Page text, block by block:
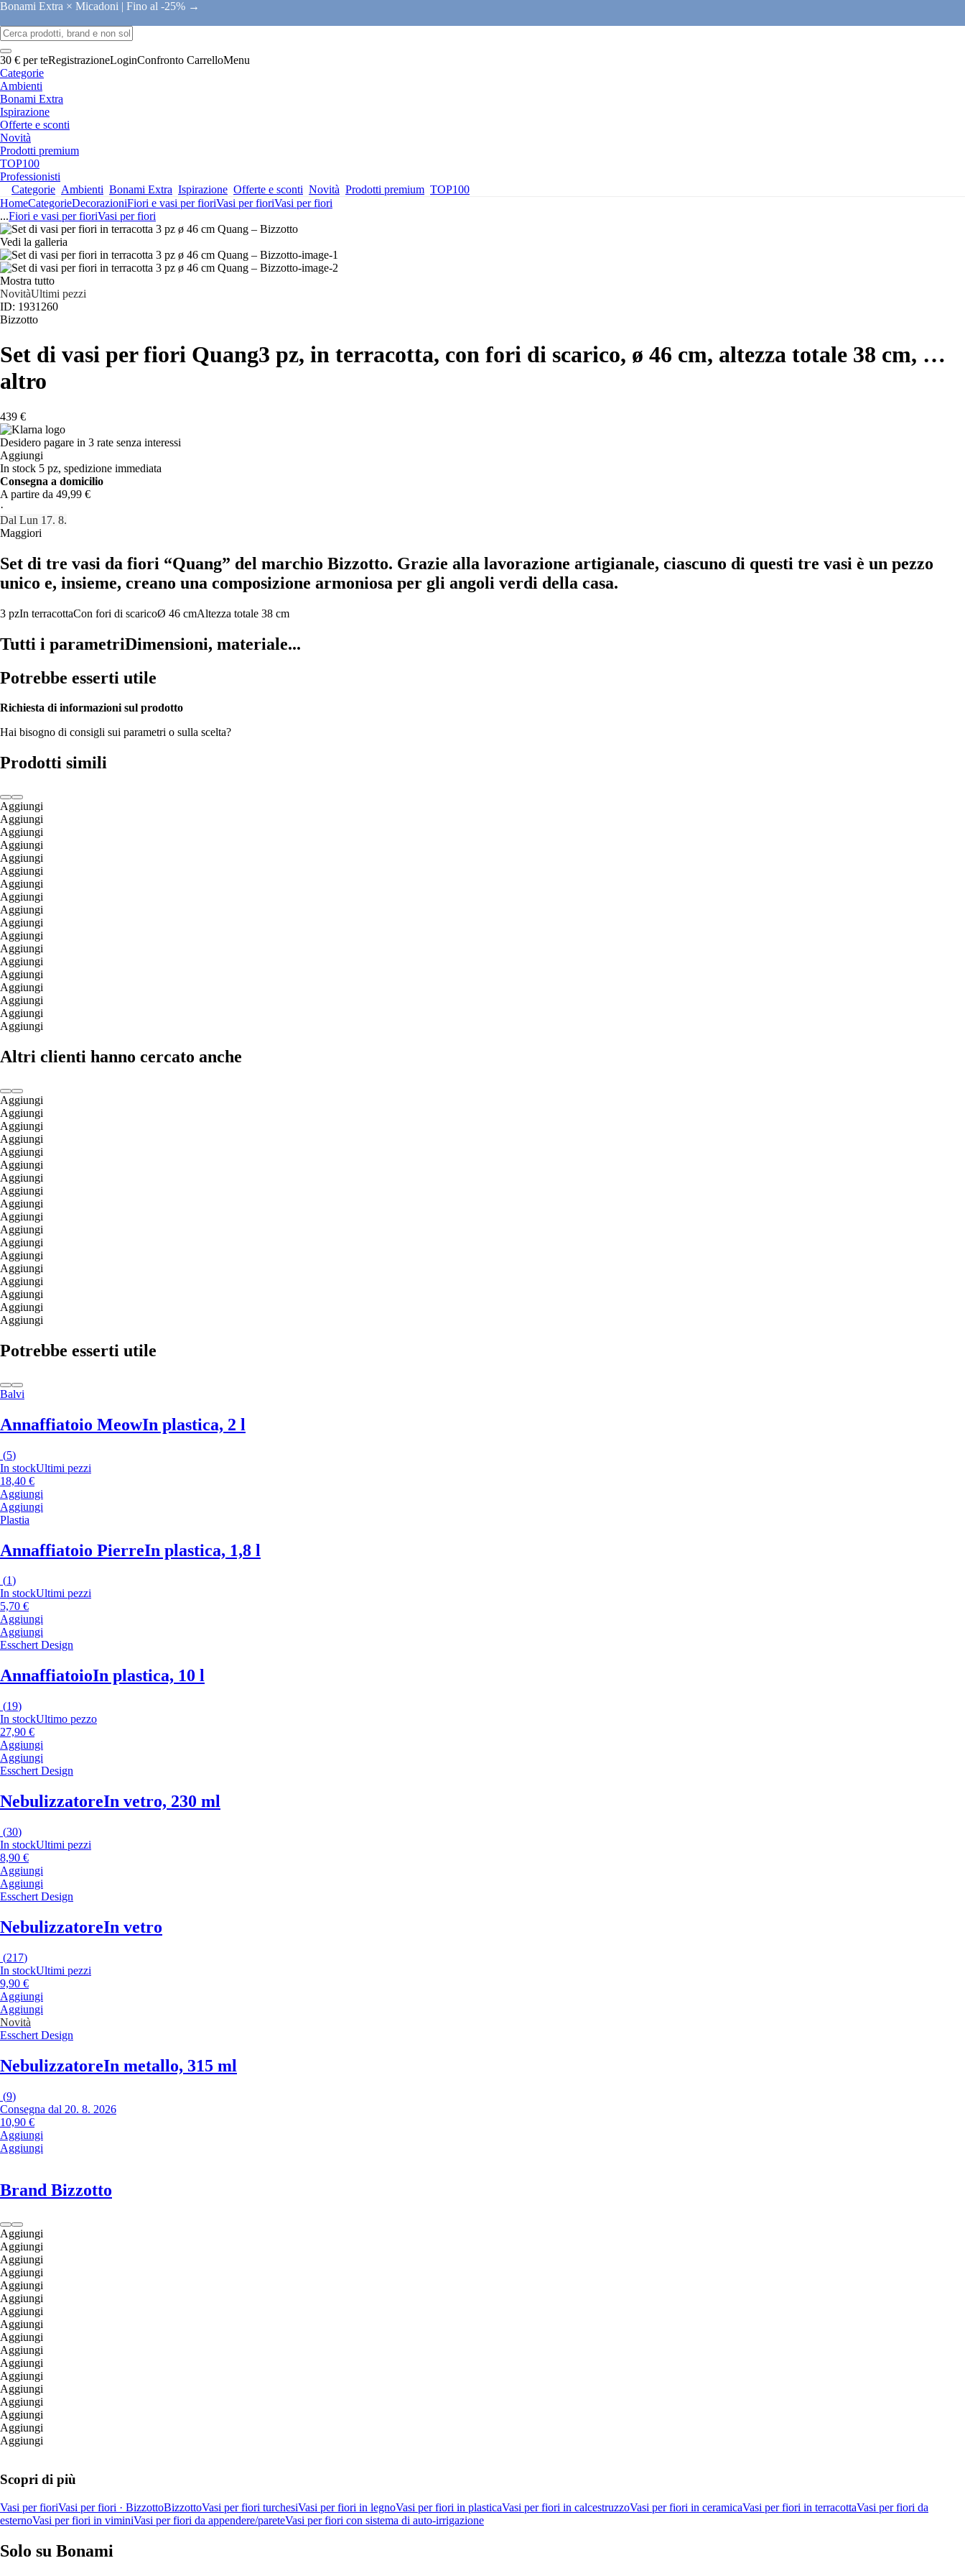
Bonami Extra × Micadoni | Fino al -25% →
30 € per teRegistrazioneLoginConfronto CarrelloMenu
Categorie
Ambienti
Bonami Extra
Ispirazione
Offerte e sconti
Novità
Prodotti premium
TOP100
Professionisti
Categorie Ambienti Bonami Extra Ispirazione Offerte e sconti Novità Prodotti premium TOP100
HomeCategorieDecorazioniFiori e vasi per fioriVasi per fioriVasi per fiori
...Fiori e vasi per fioriVasi per fiori
Vedi la galleria
Mostra tutto
NovitàUltimi pezzi
ID: 1931260
Bizzotto
Set di vasi per fiori Quang3 pz, in terracotta, con fori di scarico, ø 46 cm, altezza totale 38 cm, …
altro
439 €
Desidero pagare in 3 rate senza interessi
Aggiungi
In stock 5 pz, spedizione immediata
Consegna a domicilio
A partire da 49,99 €
·
Dal Lun 17. 8.
Maggiori
Set di tre vasi da fiori “Quang” del marchio Bizzotto. Grazie alla lavorazione artigianale, ciascuno di questi tre vasi è un pezzo
unico e, insieme, creano una composizione armoniosa per gli angoli verdi della casa.
3 pzIn terracottaCon fori di scaricoØ 46 cmAltezza totale 38 cm
Tutti i parametriDimensioni, materiale...
Potrebbe esserti utile
Richiesta di informazioni sul prodotto
Hai bisogno di consigli sui parametri o sulla scelta?
Prodotti simili
Aggiungi
Aggiungi
Aggiungi
Aggiungi
Aggiungi
Aggiungi
Aggiungi
Aggiungi
Aggiungi
Aggiungi
Aggiungi
Aggiungi
Aggiungi
Aggiungi
Aggiungi
Aggiungi
Aggiungi
Aggiungi
Altri clienti hanno cercato anche
Aggiungi
Aggiungi
Aggiungi
Aggiungi
Aggiungi
Aggiungi
Aggiungi
Aggiungi
Aggiungi
Aggiungi
Aggiungi
Aggiungi
Aggiungi
Aggiungi
Aggiungi
Aggiungi
Aggiungi
Aggiungi
Potrebbe esserti utile
Balvi
Annaffiatoio MeowIn plastica, 2 l
(5)
In stockUltimi pezzi
18,40 €
Aggiungi
Aggiungi
Plastia
Annaffiatoio PierreIn plastica, 1,8 l
(1)
In stockUltimi pezzi
5,70 €
Aggiungi
Aggiungi
Esschert Design
AnnaffiatoioIn plastica, 10 l
(19)
In stockUltimo pezzo
27,90 €
Aggiungi
Aggiungi
Esschert Design
NebulizzatoreIn vetro, 230 ml
(30)
In stockUltimi pezzi
8,90 €
Aggiungi
Aggiungi
Esschert Design
NebulizzatoreIn vetro
(217)
In stockUltimi pezzi
9,90 €
Aggiungi
Aggiungi
Novità
Esschert Design
NebulizzatoreIn metallo, 315 ml
(9)
Consegna dal 20. 8. 2026
10,90 €
Aggiungi
Aggiungi
Brand Bizzotto
Aggiungi
Aggiungi
Aggiungi
Aggiungi
Aggiungi
Aggiungi
Aggiungi
Aggiungi
Aggiungi
Aggiungi
Aggiungi
Aggiungi
Aggiungi
Aggiungi
Aggiungi
Aggiungi
Aggiungi
Scopri di più
Vasi per fioriVasi per fiori · BizzottoBizzottoVasi per fiori turchesiVasi per fiori in legnoVasi per fiori in plasticaVasi per fiori in calcestruzzoVasi per fiori in ceramicaVasi per fiori in terracottaVasi per fiori da
esternoVasi per fiori in viminiVasi per fiori da appendere/pareteVasi per fiori con sistema di auto-irrigazione
Solo su Bonami